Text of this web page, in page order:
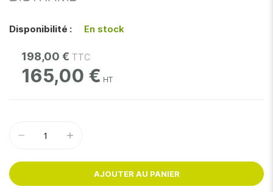
the
gallery
Disponibilité : En stock
198,00 €
165,00 €
AJOUTER AU PANIER